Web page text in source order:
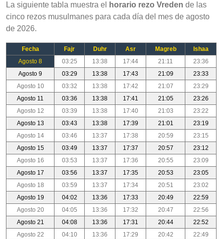
La siguiente tabla muestra el horario rezo Vreden de las
cinco rezos musulmanes para cada día del mes de agosto
de 2026.
Fecha Fajr Duhr Asr Magreb
Ishaa
Agosto 8
03:25 13:38 17:44 21:11
23:36
Agosto 9
03:29 13:38 17:43 21:09
23:33
Agosto 10
03:32 13:38 17:42 21:07
23:29
Agosto 11
03:36 13:38 17:41 21:05
23:26
Agosto 12
03:39 13:38 17:40 21:03
23:22
Agosto 13
03:43 13:38 17:39 21:01
23:19
Agosto 14
03:46 13:37 17:38 20:59
23:15
Agosto 15
03:49 13:37 17:37 20:57
23:12
Agosto 16
03:53 13:37 17:36 20:55
23:09
Agosto 17
03:56 13:37 17:35 20:53
23:05
Agosto 18
03:59 13:37 17:34 20:51
23:02
Agosto 19
04:02 13:36 17:33 20:49
22:59
Agosto 20
04:05 13:36 17:32 20:47
22:56
Agosto 21
04:08 13:36 17:31 20:44
22:52
Agosto 22
04:10 13:36 17:29 20:42
22:49